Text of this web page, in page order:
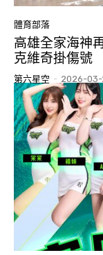
體育部落
高雄全家海神
克維奇掛傷號
第六星空 - 2026-03-